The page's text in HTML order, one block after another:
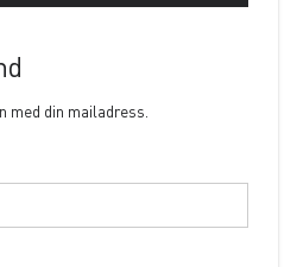
med din mailadress.